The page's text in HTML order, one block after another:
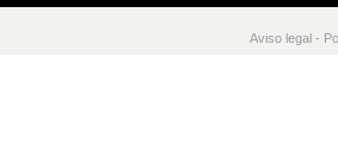
Aviso legal -